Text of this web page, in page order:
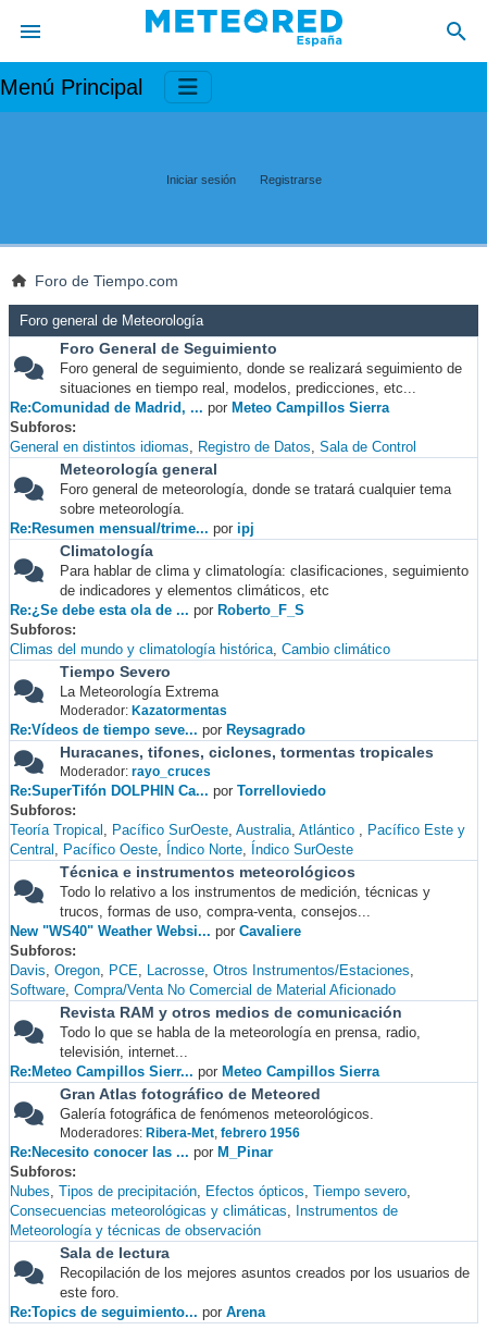
Menú Principal
Iniciar sesión Registrarse
Foro de Tiempo.com
Foro general de Meteorología
Foro General de Seguimiento
Foro general de seguimiento, donde se realizará seguimiento de
situaciones en tiempo real, modelos, predicciones, etc...
Re:Comunidad de Madrid, ... por Meteo Campillos Sierra
Subforos
General en distintos idiomas
Registro de Datos Sala de Control
Meteorología general
Foro general de meteorología, donde se tratará cualquier tema
sobre meteorología.
Re:Resumen mensual/trime... por ipj
Climatología
Para hablar de clima y climatología: clasificaciones, seguimiento
de indicadores y elementos climáticos, etc
Re:¿Se debe esta ola de ... por Roberto_F_S
Subforos
Climas del mundo y climatología histórica Cambio climático
Tiempo Severo
La Meteorología Extrema
Moderador: Kazatormentas
Re:Vídeos de tiempo seve... por Reysagrado
Huracanes, tifones, ciclones, tormentas tropicales
Moderador: rayo_cruces
Re:SuperTifón DOLPHIN Ca... por Torrelloviedo
Subforos
Teoría Tropical
Pacífico SurOeste Australia Atlántico
Pacífico Este y
Central
Pacífico Oeste Índico Norte Índico SurOeste
Técnica e instrumentos meteorológicos
Todo lo relativo a los instrumentos de medición, técnicas y
trucos, formas de uso, compra-venta, consejos...
New "WS40" Weather Websi... por Cavaliere
Subforos
Davis Oregon PCE Lacrosse Otros Instrumentos/Estaciones
Software Compra/Venta No Comercial de Material Aficionado
Revista RAM y otros medios de comunicación
Todo lo que se habla de la meteorología en prensa, radio,
televisión, internet...
Re:Meteo Campillos Sierr... por Meteo Campillos Sierra
Gran Atlas fotográfico de Meteored
Galería fotográfica de fenómenos meteorológicos.
Moderadores: Ribera-Met, febrero 1956
Re:Necesito conocer las ... por M_Pinar
Subforos
Nubes Tipos de precipitación Efectos ópticos Tiempo severo
Consecuencias meteorológicas y climáticas
Instrumentos de
Meteorología y técnicas de observación
Sala de lectura
Recopilación de los mejores asuntos creados por los usuarios de
este foro.
Re:Topics de seguimiento... por Arena